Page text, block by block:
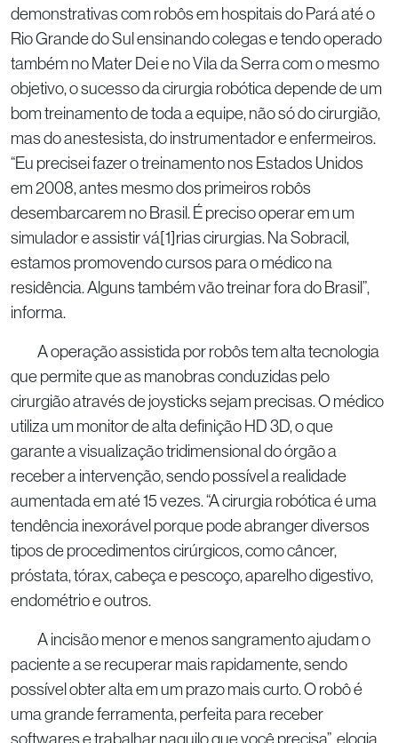
demonstrativas com robôs em hospitais do Pará até o
Rio Grande do Sul ensinando colegas e tendo operado
também no Mater Dei e no Vila da Serra com o mesmo
objetivo, o sucesso da cirurgia robótica depende de um
bom treinamento de toda a equipe, não só do cirurgião,
mas do anestesista, do instrumentador e enfermeiros.
“Eu precisei fazer o treinamento nos Estados Unidos
em 2008, antes mesmo dos primeiros robôs
desembarcarem no Brasil. É preciso operar em um
simulador e assistir vá[1]rias cirurgias. Na Sobracil,
estamos promovendo cursos para o médico na
residência. Alguns também vão treinar fora do Brasil”,
informa.
A operação assistida por robôs tem alta tecnologia
que permite que as manobras conduzidas pelo
cirurgião através de joysticks sejam precisas. O médico
utiliza um monitor de alta definição HD 3D, o que
garante a visualização tridimensional do órgão a
receber a intervenção, sendo possível a realidade
aumentada em até 15 vezes. “A cirurgia robótica é uma
tendência inexorável porque pode abranger diversos
tipos de procedimentos cirúrgicos, como câncer,
próstata, tórax, cabeça e pescoço, aparelho digestivo,
endométrio e outros.
A incisão menor e menos sangramento ajudam o
paciente a se recuperar mais rapidamente, sendo
possível obter alta em um prazo mais curto. O robô é
uma grande ferramenta, perfeita para receber
softwares e trabalhar naquilo que você precisa”, elogia